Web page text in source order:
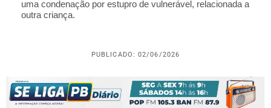
uma condenação por estupro de vulnerável, relacionada a
outra criança.
PUBLICADO: 02/06/2026